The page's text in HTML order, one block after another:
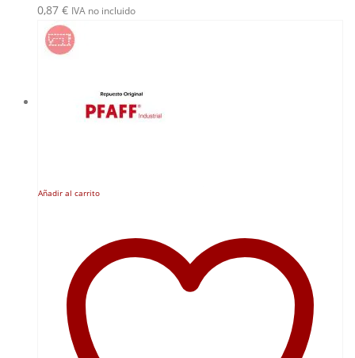
0,87 € IVA no incluido
Añadir al carrito